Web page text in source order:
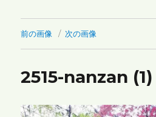
前の画像 次の画像
2515-nanzan (1)